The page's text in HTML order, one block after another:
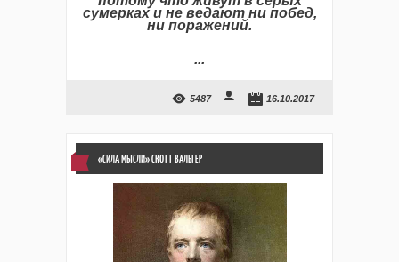
сумерках и не ведают ни побед,
ни поражений.
...
5487 16.10.2017
«СИЛА МЫСЛИ» СКОТТ ВАЛЬТЕР